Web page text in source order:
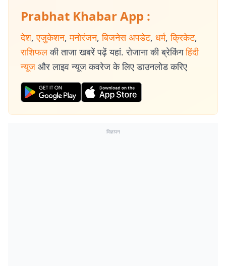
Prabhat Khabar App :
देश, एजुकेशन, मनोरंजन, बिजनेस अपडेट, धर्म, क्रिकेट,
राशिफल की ताजा खबरें पढ़ें यहां. रोजाना की ब्रेकिंग हिंदी
न्यूज और लाइव न्यूज कवरेज के लिए डाउनलोड करिए
विज्ञापन